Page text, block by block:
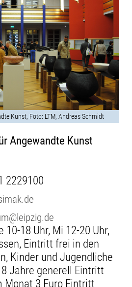
Kunst, Foto: LTM, Andreas Schmidt
Angewandte Kunst
2229100
10-18 Uhr, Mi 12-20 Uhr,
Eintritt frei in den
Kinder und Jugendliche
Jahre generell Eintritt
3 Euro Eintritt